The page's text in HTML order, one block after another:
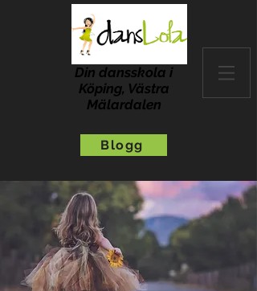
Din dansskola i
Köping, Västra
Mälardalen
Blogg